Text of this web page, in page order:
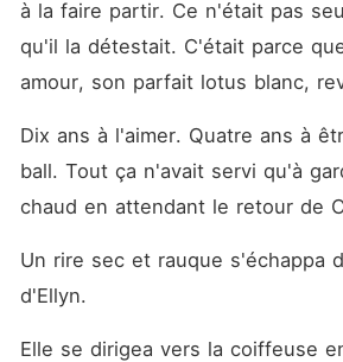
à la faire partir. Ce n'était pas
qu'il la détestait. C'était parce
amour, son parfait lotus blanc,
Dix ans à l'aimer. Quatre ans à
ball. Tout ça n'avait servi qu'à
chaud en attendant le retour de
Un rire sec et rauque s'échappa
d'Ellyn.
Elle se dirigea vers la coiffeuse